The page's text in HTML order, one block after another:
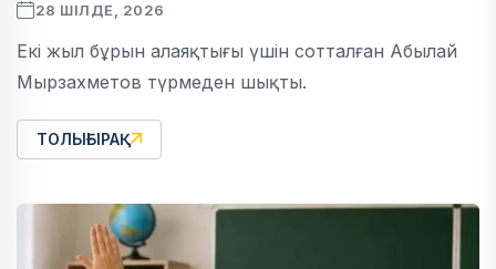
28 ШІЛДЕ, 2026
Екі жыл бұрын алаяқтығы үшін сотталған Абылай
Мырзахметов түрмеден шықты.
ТОЛЫҒЫРАҚ